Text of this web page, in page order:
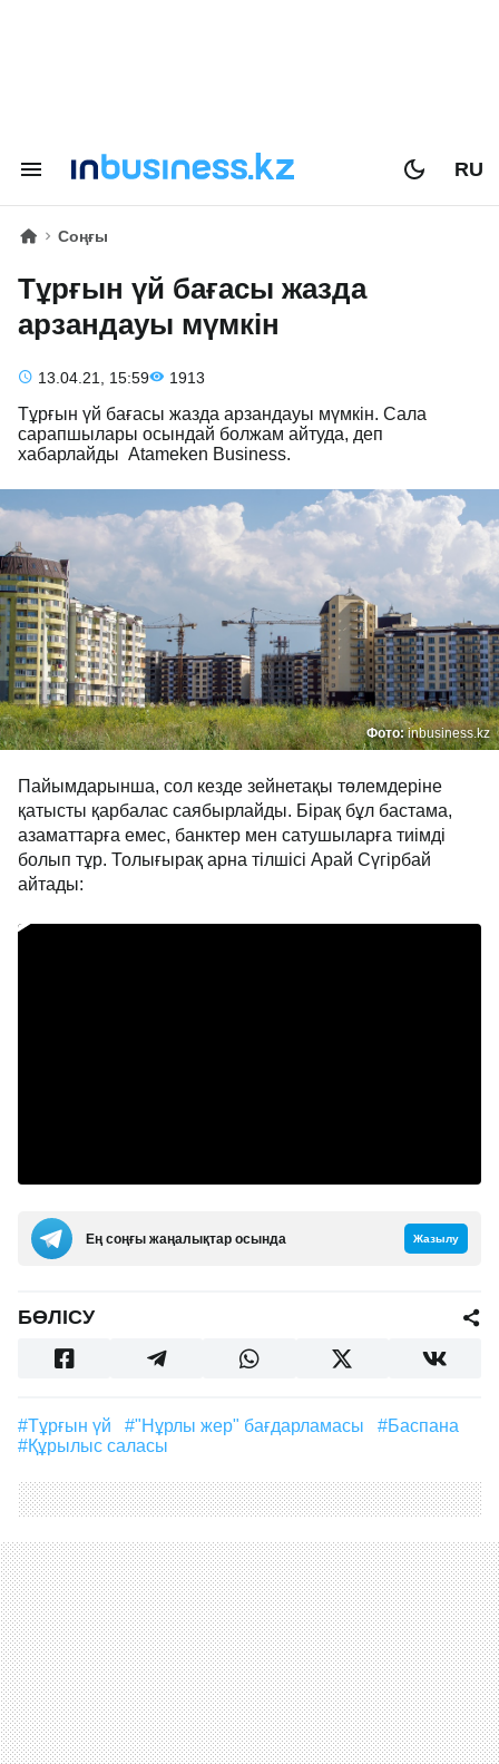
RU
Соңғы
Тұрғын үй бағасы жазда
арзандауы мүмкін
13.04.21, 15:59 1913
Тұрғын үй бағасы жазда арзандауы мүмкін. Сала
сарапшылары осындай болжам айтуда, деп
хабарлайды Atameken Business.
Фото:inbusiness.kz
Пайымдарынша, сол кезде зейнетақы төлемдеріне
қатысты қарбалас саябырлайды. Бірақ бұл бастама,
азаматтарға емес, банктер мен сатушыларға тиімді
болып тұр. Толығырақ арна тілшісі Арай Сүгірбай
айтады:
Ең соңғы жаңалықтар осында Жазылу
БӨЛІСУ
#тұрғын үй #"Нұрлы жер" бағдарламасы
#баспана
#құрылыс саласы